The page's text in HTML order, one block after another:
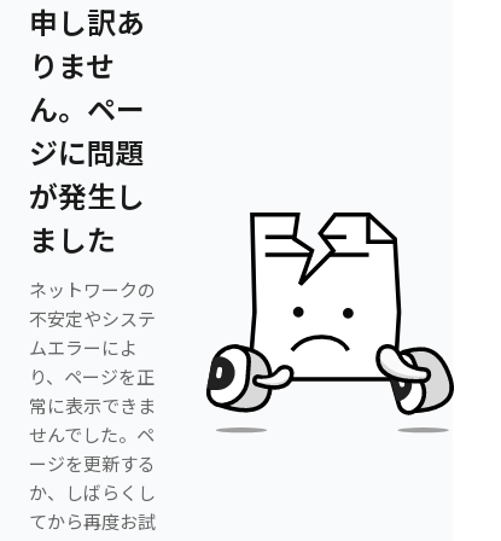
申し訳あ
りませ
ん。ペー
ジに問題
が発生し
ました
ネットワークの
不安定やシステ
ムエラーによ
り、ページを正
常に表示できま
せんでした。ペ
ージを更新する
か、しばらくし
てから再度お試